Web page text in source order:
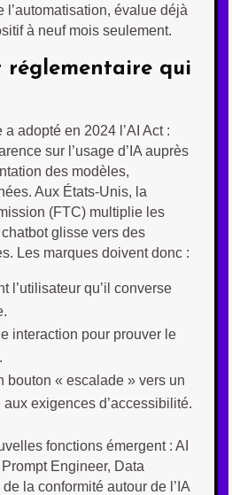
l’automatisation, évalue déjà
à neuf mois seulement.
réglementaire qui
a adopté en 2024 l’AI Act :
sur l’usage d’IA auprès
des modèles,
Aux États-Unis, la
(FTC) multiplie les
glisse vers des
Les marques doivent donc :
l’utilisateur qu’il converse
interaction pour prouver le
bouton « escalade » vers un
exigences d’accessibilité.
fonctions émergent : AI
Engineer, Data
la conformité autour de l’IA